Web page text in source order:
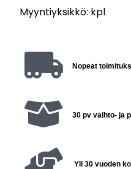
Myyntiyksikkö: kpl
Nopeat
30 pv vaihto- ja
Yli 30 vuoden